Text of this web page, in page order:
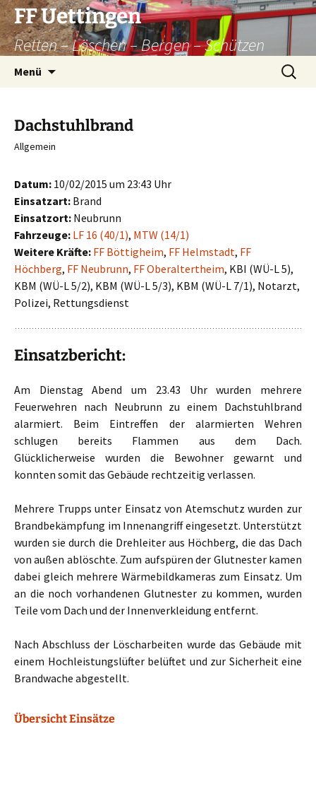
Zum
Inhalt
springen
FF Uettingen
Retten – Löschen – Bergen – Schützen
Menü
Suchen
nach:
Dachstuhlbrand
Allgemein
Datum: 10/02/2015 um 23:43 Uhr
Einsatzart: Brand
Einsatzort: Neubrunn
Fahrzeuge: LF 16 (40/1), MTW (14/1)
Weitere Kräfte: FF Böttigheim, FF Helmstadt, FF
Höchberg, FF Neubrunn, FF Oberaltertheim, KBI (WÜ-L 5),
KBM (WÜ-L 5/2), KBM (WÜ-L 5/3), KBM (WÜ-L 7/1), Notarzt,
Polizei, Rettungsdienst
Einsatzbericht:
Am Dienstag Abend um 23.43 Uhr wurden mehrere
Feuerwehren nach Neubrunn zu einem Dachstuhlbrand
alarmiert. Beim Eintreffen der alarmierten Wehren
schlugen bereits Flammen aus dem Dach.
Glücklicherweise wurden die Bewohner gewarnt und
konnten somit das Gebäude rechtzeitig verlassen.
Mehrere Trupps unter Einsatz von Atemschutz wurden zur
Brandbekämpfung im Innenangriff eingesetzt. Unterstützt
wurden sie durch die Drehleiter aus Höchberg, die das Dach
von außen ablöschte. Zum aufspüren der Glutnester kamen
dabei gleich mehrere Wärmebildkameras zum Einsatz. Um
an die noch vorhandenen Glutnester zu kommen, wurden
Teile vom Dach und der Innenverkleidung entfernt.
Nach Abschluss der Löscharbeiten wurde das Gebäude mit
einem Hochleistungslüfter belüftet und zur Sicherheit eine
Brandwache abgestellt.
Übersicht Einsätze